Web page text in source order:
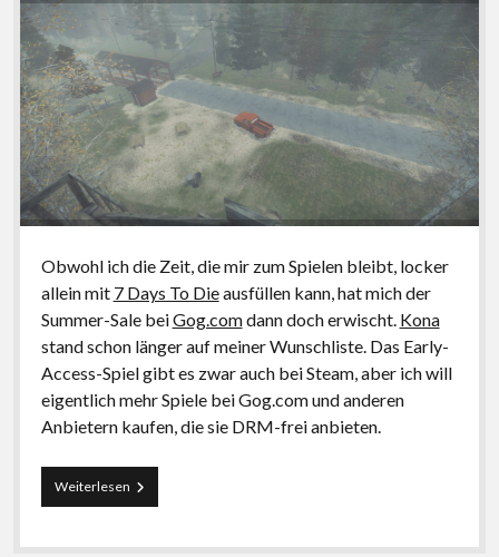
Obwohl ich die Zeit, die mir zum Spielen bleibt, locker
allein mit 7 Days To Dieausfüllen kann, hat mich der
Summer-Sale beiGog.comdann doch erwischt. Kona
stand schon länger auf meiner Wunschliste. Das Early-
Access-Spiel gibt es zwar auch bei Steam, aber ich will
eigentlich mehr Spiele bei Gog.com und anderen
Anbietern kaufen, die sie DRM-frei anbieten.
WeiterlesenKona:
DRM-
Linux-